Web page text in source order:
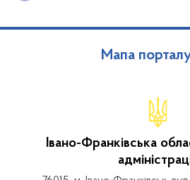
Мапа
Івано-Франківська